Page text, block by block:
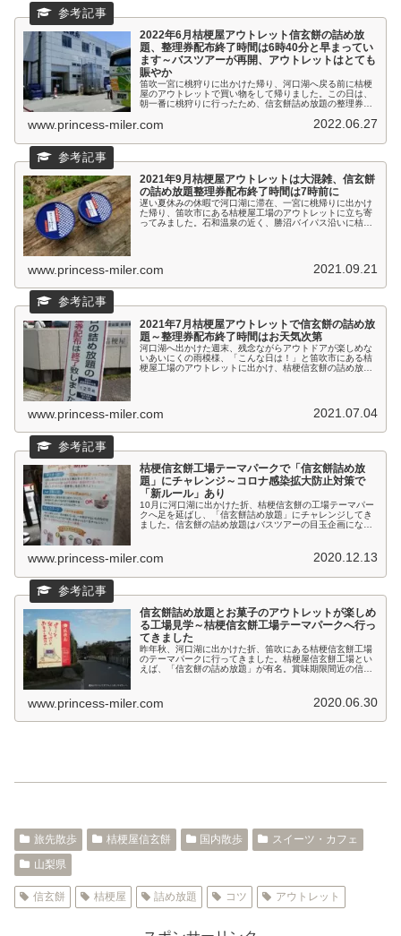
2022年6月桔梗屋アウトレット信玄餅の詰め放
題、整理券配布終了時間は6時40分と早まってい
ます～バスツアーが再開、アウトレットはとても
賑やか
笛吹一宮に桃狩りに出かけた帰り、河口湖へ戻る前に桔梗
屋のアウトレットで買い物をして帰りました。この日は、
朝一番に桃狩りに行ったため、信玄餅詰め放題の整理券行
お菓子類をお土産にするのが目的。...
www.princess-miler.com 2022.06.27
2021年9月桔梗屋アウトレットは大混雑、信玄餅
の詰め放題整理券配布終了時間は7時前に
遅い夏休みの休暇で河口湖に滞在、一宮に桃帰りに出かけ
た帰り、笛吹市にある桔梗屋工場のアウトレットに立ち寄
ってみました。石和温泉の近く、勝沼バイパス沿いに桔梗
www.princess-miler.com 2021.09.21
2021年7月桔梗屋アウトレットで信玄餅の詰め放
題～整理券配布終了時間はお天気次第
河口湖へ出かけた週末、残念ながらアウトドアが楽しめな
いあいにくの雨模様、「こんな日は！」と笛吹市にある桔
梗屋工場のアウトレットに出かけ、桔梗信玄餅の詰め放題
www.princess-miler.com 2021.07.04
桔梗信玄餅工場テーマパークで「信玄餅詰め放
題」にチャレンジ～コロナ感染拡大防止対策で
「新ルール」あり
10月に河口湖に出かけた折、桔梗信玄餅の工場テーマパー
クへ足を延ばし、「信玄餅詰め放題」にチャレンジしてき
ました。信玄餅の詰め放題はバスツアーの目玉企画になる
www.princess-miler.com 2020.12.13
信玄餅詰め放題とお菓子のアウトレットが楽しめ
る工場見学～桔梗信玄餅工場テーマパークへ行っ
てきました
昨年秋、河口湖に出かけた折、笛吹にある桔梗信玄餅工場
のテーマパークに行ってきました。桔梗屋信玄餅工場とい
えば、「信玄餅の詰め放題」が有名。賞味期限間近の信玄
www.princess-miler.com 2020.06.30
旅先散歩 桔梗屋信玄餅 国内散歩
スイーツ・カフェ
山梨県
信玄餅 桔梗屋 詰め放題 コツ アウトレット